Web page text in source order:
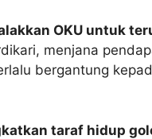
OKU untuk
menjana
bergantung
taraf hidup